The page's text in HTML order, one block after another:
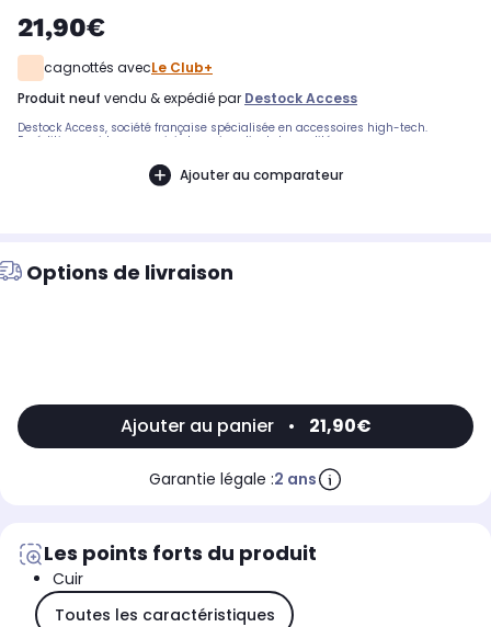
21,90€
cagnottés avecLe Club+
produit neuf vendu & expédié par Destock Access
Destock Access, société française spécialisée en accessoires high-tech.
Expédition rapide avec suivi et service client de qualité.
Ajouter au comparateur
Options de livraison
Ajouter au panier • 21,90€
Garantie légale :2 ans
Les points forts du produit
Cuir
Toutes les caractéristiques